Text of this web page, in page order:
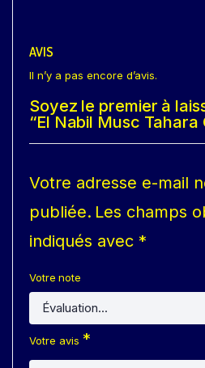
AVIS
Il n’y a pas encore d’avis.
Soyez le premier à
“El Nabil Musc
Votre adresse e-mail
publiée. Les champs
indiqués avec *
Votre note
Votre avis *